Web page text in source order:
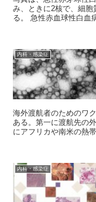
み、ときに2核で、細
る。 急性赤血球性
内科・感染症
海外渡航者のためのワ
ある。第一に渡航先の
にアフリカや南米の熱
内科・感染症